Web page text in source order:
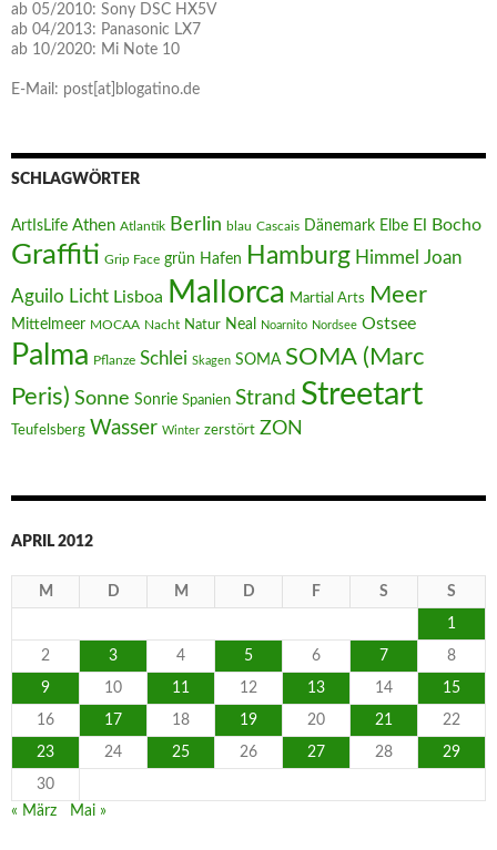
ab 05/2010: Sony DSC HX5V
ab 04/2013: Panasonic LX7
ab 10/2020: Mi Note 10
E-Mail: post[at]blogatino.de
SCHLAGWÖRTER
ArtIsLife Athen Atlantik Berlin blau Cascais Dänemark Elbe El Bocho
Graffiti Grip Face grün Hafen Hamburg Himmel Joan
Aguilo Licht Lisboa Mallorca Martial Arts Meer
Mittelmeer MOCAA Nacht Natur Neal Noarnito Nordsee Ostsee
Palma Pflanze Schlei Skagen SOMA SOMA (Marc
Peris) Sonne Sonrie Spanien Strand Streetart
Teufelsberg Wasser Winter zerstört ZON
APRIL 2012
M D M D F S S
1
2 3 4 5 6 7 8
9 10 11 12 13 14 15
16 17 18 19 20 21 22
23 24 25 26 27 28 29
30
« März
Mai »